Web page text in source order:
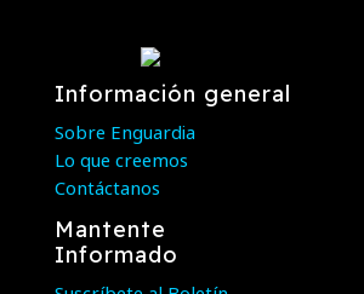
Información general
Sobre Enguardia
Lo que creemos
Contáctanos
Mantente
Informado